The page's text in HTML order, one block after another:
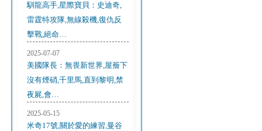
馴龍高手,星際寶貝：史迪奇,
雷霆特攻隊,無線殺機,復仇反
擊戰,絕命…
2025-07-07
美國隊長：無畏新世界,屋簷下
沒有煙硝,千里馬,直到黎明,禁
夜屍,會…
2025-05-15
米奇17號,關於愛的練習,曼谷